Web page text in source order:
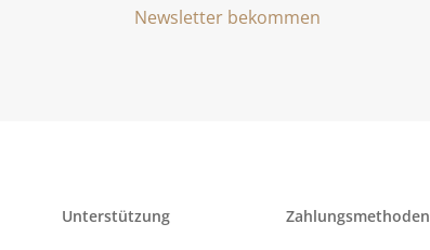
Newsletter bekommen
Unterstützung Zahlungsmethoden